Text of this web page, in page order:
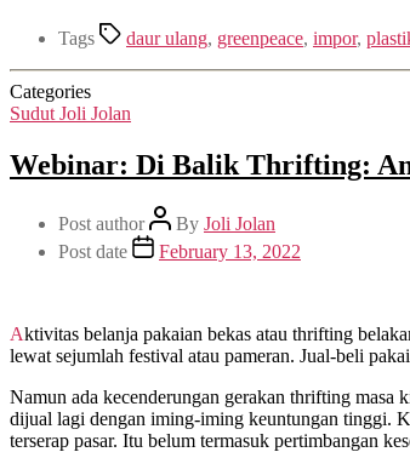
Tags daur ulang, greenpeace, impor,
Categories
Sudut Joli Jolan
Webinar: Di Balik Thrifting:
Post author By Joli Jolan
Post date
February 13, 2022
Aktivitas belanja pakaian bekas atau thrifting
lewat sejumlah festival atau pameran. Jual-beli
Namun ada kecenderungan gerakan thrifting masa
dijual lagi dengan iming-iming keuntungan tinggi.
terserap pasar. Itu belum termasuk pertimbangan